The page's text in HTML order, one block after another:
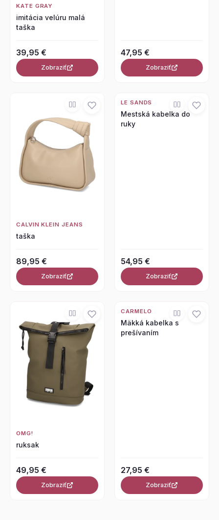
KATE GRAY
imitácia velúru malá
taška
39,95 €
Zobraziť
47,95 €
Zobraziť
CALVIN KLEIN JEANS
taška
89,95 €
Zobraziť
LE SANDS
Mestská kabelka do
ruky
54,95 €
Zobraziť
OMG!
ruksak
49,95 €
Zobraziť
CARMELO
Mäkká kabelka s
prešívaním
27,95 €
Zobraziť